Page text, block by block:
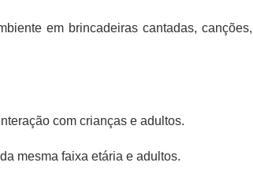
em brincadeiras cantadas, canções,
com crianças e adultos.
mesma faixa etária e adultos.